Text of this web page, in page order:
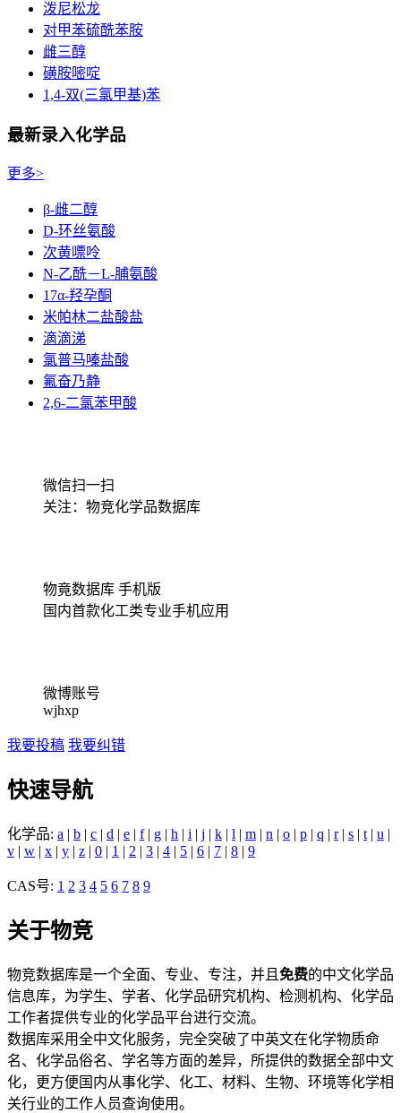
泼尼松龙
对甲苯硫酰苯胺
雌三醇
磺胺嘧啶
1,4-双(三氯甲基)苯
最新录入化学品
更多>
β-雌二醇
D-环丝氨酸
次黄嘌呤
N-乙酰－L-脯氨酸
17α-羟孕酮
米帕林二盐酸盐
滴滴涕
氯普马嗪盐酸
氟奋乃静
2,6-二氯苯甲酸
微信扫一扫
关注：物竞化学品数据库
物竟数据库 手机版
国内首款化工类专业手机应用
微博账号
wjhxp
我要投稿 我要纠错
快速导航
化学品: a | b | c | d | e | f| g | h | i | j | k | l | m | n | o | p | q | r| s | t | u |
v | w | x | y | z | 0 | 1 | 2 | 3 | 4 | 5 | 6 | 7 | 8 | 9
CAS号: 1 2 3 4 5 6 7 8 9
关于物竞
物竞数据库是一个全面、专业、专注，并且 免费的中文化学品
信息库，为学生、学者、化学品研究机构、检测机构、化学品
工作者提供专业的化学品平台进行交流。
数据库采用全中文化服务，完全突破了中英文在化学物质命
名、化学品俗名、学名等方面的差异，所提供的数据全部中文
化，更方便国内从事化学、化工、材料、生物、环境等化学相
关行业的工作人员查询使用。